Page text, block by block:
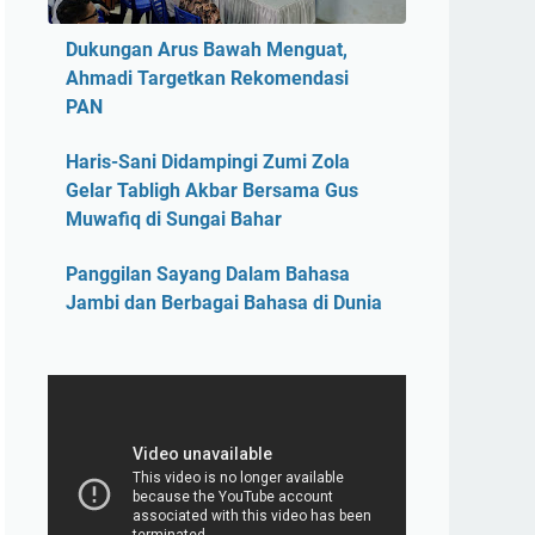
Dukungan Arus Bawah Menguat,
Ahmadi Targetkan Rekomendasi
PAN
Haris-Sani Didampingi Zumi Zola
Gelar Tabligh Akbar Bersama Gus
Muwafiq di Sungai Bahar
Panggilan Sayang Dalam Bahasa
Jambi dan Berbagai Bahasa di Dunia